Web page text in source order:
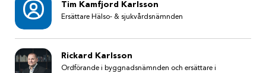
Tim Kamfjord Karlsson
Ersättare Hälso- & sjukvårdsnämnden
Rickard Karlsson
Ordförande i byggnadsnämnden och ersättare i